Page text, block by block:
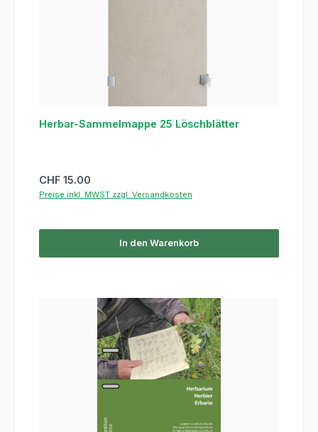
Herbar-Sammelmappe 25 Löschblätter
Regulärer Preis:
CHF 15.00
Preise inkl. MWST zzgl. Versandkosten
In den Warenkorb